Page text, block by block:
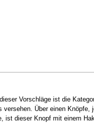
Vorschläge ist die
Über einen Knöpfe,
dieser Knopf mit einem